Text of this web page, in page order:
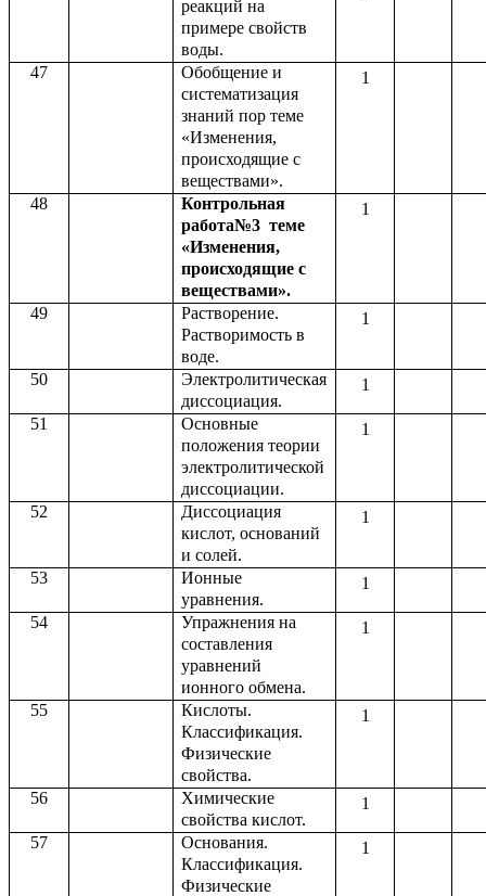
реакций на
примере свойств
воды.
47
Обобщение и
систематизация
знаний пор теме
«Изменения,
происходящие с
веществами».
1
48
Контрольная
работа№3 теме
«Изменения,
происходящие с
веществами».
1
49
Растворение.
Растворимость в
воде.
1
50
Электролитическая
диссоциация.
1
51
Основные
положения теории
электролитической
диссоциации.
1
52
Диссоциация
кислот, оснований
и солей.
1
53
Ионные
уравнения.
1
54
Упражнения на
составления
уравнений
ионного обмена.
1
55
Кислоты.
Классификация.
Физические
свойства.
1
56
Химические
свойства кислот.
1
57
Основания.
Классификация.
Физические
1